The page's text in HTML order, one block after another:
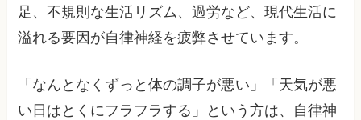
足、不規則な生活リズム、過労など、現代生活に
溢れる要因が自律神経を疲弊させています。
「なんとなくずっと体の調子が悪い」「天気が悪
い日はとくにフラフラする」という方は、自律神